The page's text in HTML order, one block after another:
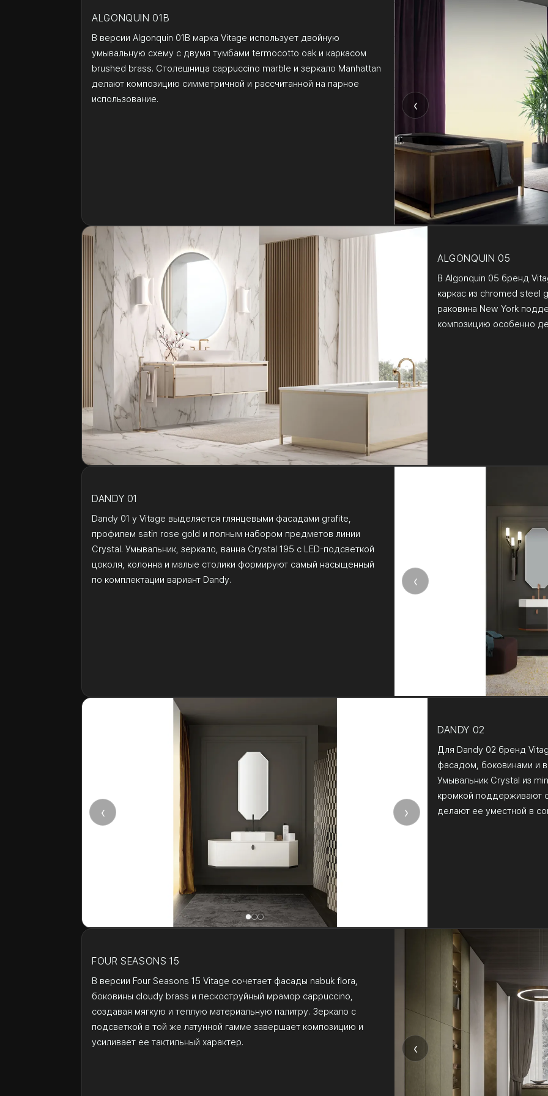
‹
ALGONQUIN 01B
В версии Algonquin 01B марка Vitage использует двойную
умывальную схему с двумя тумбами termocotto oak и каркасом
brushed brass. Столешница cappuccino marble и зеркало Manhattan
делают композицию симметричной и рассчитанной на парное
использование.
ALGONQUIN 05
В Algonquin 05 бренд
каркас из chromed steel
раковина New York
композицию особенно
‹
DANDY 01
Dandy 01 у Vitage выделяется глянцевыми фасадами grafite,
профилем satin rose gold и полным набором предметов линии
Crystal. Умывальник, зеркало, ванна Crystal 195 с LED-подсветкой
цоколя, колонна и малые столики формируют самый насыщенный
по комплектации вариант Dandy.
‹ ›
DANDY 02
Для Dandy 02 бренд
фасадом, боковинами и
Умывальник Crystal из
кромкой поддерживают
делают ее уместной в
‹
FOUR SEASONS 15
В версии Four Seasons 15 Vitage сочетает фасады nabuk flora,
боковины cloudy brass и пескоструйный мрамор cappuccino,
создавая мягкую и теплую материальную палитру. Зеркало с
подсветкой в той же латунной гамме завершает композицию и
усиливает ее тактильный характер.